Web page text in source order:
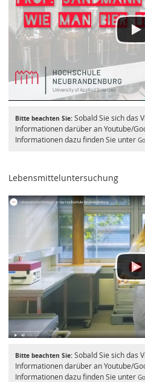
Bitte beachten Sie:Sobald Sie sich das
Informationen darüber an Youtube/
Informationen dazu finden Sie unter
Lebensmitteluntersuchung
Bitte beachten Sie:Sobald Sie sich das
Informationen darüber an Youtube/
Informationen dazu finden Sie unter